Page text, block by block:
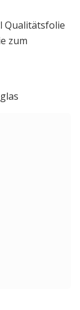
Qualitätsfolie
zum